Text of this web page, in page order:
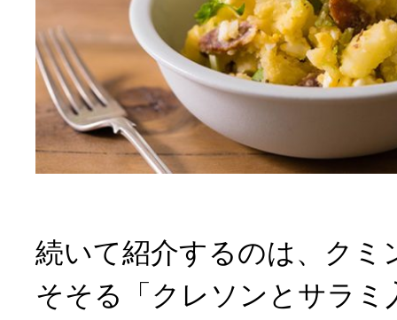
続いて紹介するのは、クミ
そそる「クレソンとサラミ